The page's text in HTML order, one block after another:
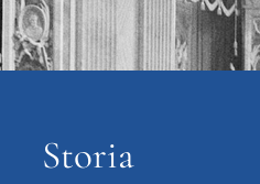
Storia